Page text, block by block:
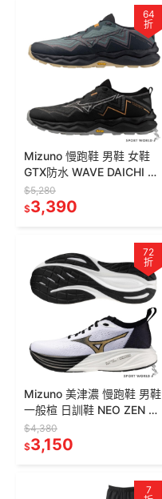
64
折
Mizuno 慢跑鞋 男鞋 女鞋
GTX防水 WAVE DAICHI 9
J1GJ255611/J1GK25563
2
$5,280
$3,390
72
折
Mizuno 美津濃 慢跑鞋 男鞋
一般楦 日訓鞋 NEO ZEN 2
白【運動世界】
J1GC268201
$4,380
$3,150
7